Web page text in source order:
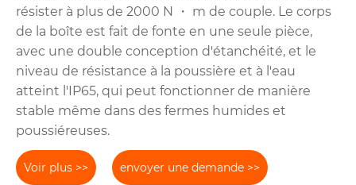
résister à plus de 2000 N ・ m de couple. Le corps
de la boîte est fait de fonte en une seule pièce,
avec une double conception d'étanchéité, et le
niveau de résistance à la poussière et à l'eau
atteint l'IP65, qui peut fonctionner de manière
stable même dans des fermes humides et
poussiéreuses.
Voir plus >> envoyer une demande >>